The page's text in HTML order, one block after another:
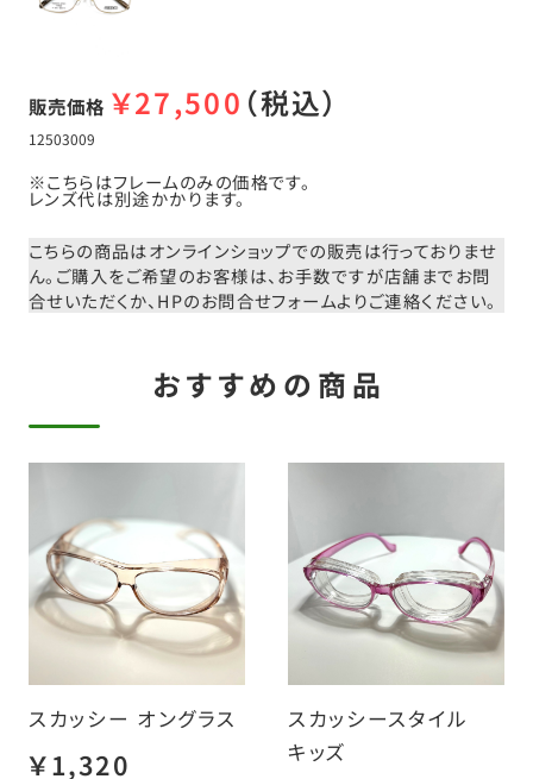
販売価格 ￥27,500 （税込）
12503009
※こちらはフレームのみの価格です。
レンズ代は別途かかります。
こちらの商品はオンラインショップでの販売は行っておりませ
ん。 ご購入をご希望のお客様は、お手数ですが店舗までお問
合せいただくか、 HPのお問合せフォームよりご連絡ください。
おすすめの商品
スカッシー オングラス
￥1,320
スカッシースタイル
キッズ